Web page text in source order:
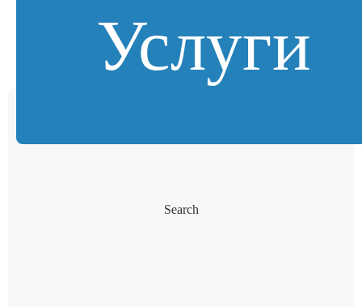
Услуги
Search